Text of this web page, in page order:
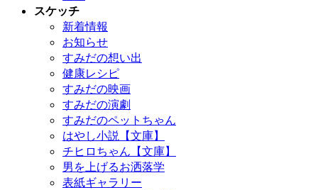
スケッチ
新着情報
お知らせ
すみだの想い出
健康レシピ
すみだの映画
すみだの演劇
すみだのペットちゃん
はやし小説【文庫】
チヒロちゃん【文庫】
男を上げるお洒落学
表紙ギャラリー